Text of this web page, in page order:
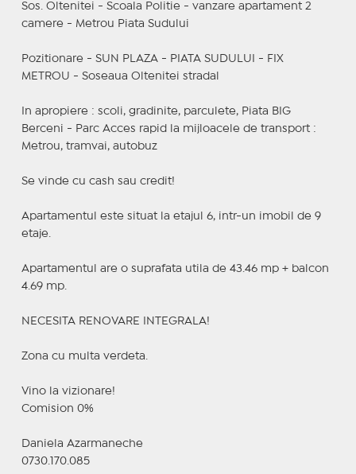
Sos. Oltenitei - Scoala Politie - vanzare apartament 2
camere - Metrou Piata Sudului
Pozitionare - SUN PLAZA - PIATA SUDULUI - FIX
METROU - Soseaua Oltenitei stradal
In apropiere : scoli, gradinite, parculete, Piata BIG
Berceni - Parc Acces rapid la mijloacele de transport :
Metrou, tramvai, autobuz
Se vinde cu cash sau credit!
Apartamentul este situat la etajul 6, intr-un imobil de 9
etaje.
Apartamentul are o suprafata utila de 43.46 mp + balcon
4.69 mp.
NECESITA RENOVARE INTEGRALA!
Zona cu multa verdeta.
Vino la vizionare!
Comision 0%
Daniela Azarmaneche
0730.170.085